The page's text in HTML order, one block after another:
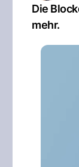
Die
mehr.